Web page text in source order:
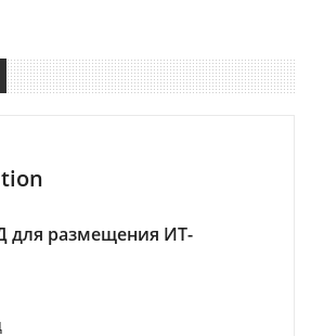
для размещения ИТ-